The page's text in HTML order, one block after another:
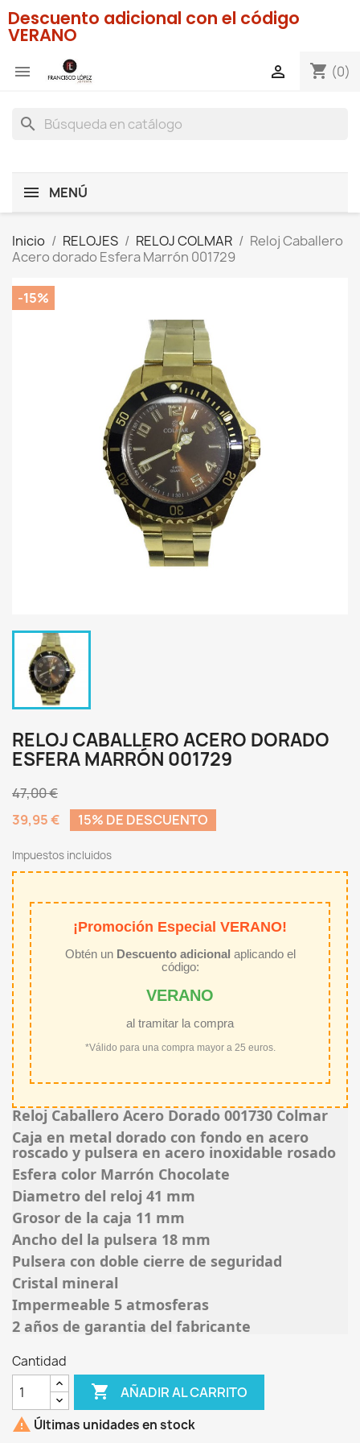
Descuento adicional con el código
VERANO
 shopping_cart (0)

search
MENÚ
Inicio RELOJES RELOJ COLMAR
Reloj Caballero
Acero dorado Esfera Marrón 001729
-15%
RELOJ CABALLERO ACERO DORADO
ESFERA MARRÓN 001729
47,00 €
39,95 €
15% DE DESCUENTO
Impuestos incluidos
¡Promoción Especial VERANO!
Obtén un Descuento adicional aplicando el
código:
VERANO
al tramitar la compra
*Válido para una compra mayor a 25 euros.
Reloj Caballero Acero Dorado 001730 Colmar
Caja en metal dorado con fondo en acero
roscado y pulsera en acero inoxidable rosado
Esfera color Marrón Chocolate
Diametro del reloj 41 mm
Grosor de la caja 11 mm
Ancho del la pulsera 18 mm
Pulsera con doble cierre de seguridad
Cristal mineral
Impermeable 5 atmosferas
2 años de garantia del fabricante
Cantidad
 AÑADIR AL CARRITO
 Últimas unidades en stock